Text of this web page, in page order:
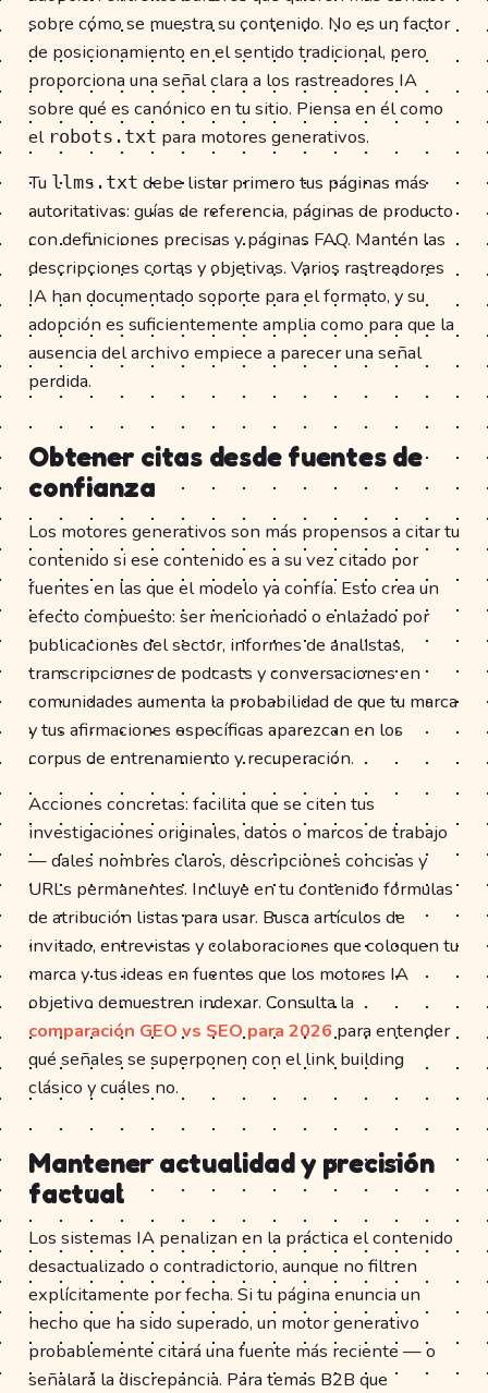
sobre cómo se muestra su contenido. No es un factor
de posicionamiento en el sentido tradicional, pero
proporciona una señal clara a los rastreadores IA
sobre qué es canónico en tu sitio. Piensa en él como
el robots.txt para motores generativos.
Tu llms.txt debe listar primero tus páginas más
autoritativas: guías de referencia, páginas de producto
con definiciones precisas y páginas FAQ. Mantén las
descripciones cortas y objetivas. Varios rastreadores
IA han documentado soporte para el formato, y su
adopción es suficientemente amplia como para que la
ausencia del archivo empiece a parecer una señal
perdida.
Obtener citas desde fuentes de
confianza
Los motores generativos son más propensos a citar tu
contenido si ese contenido es a su vez citado por
fuentes en las que el modelo ya confía. Esto crea un
efecto compuesto: ser mencionado o enlazado por
publicaciones del sector, informes de analistas,
transcripciones de podcasts y conversaciones en
comunidades aumenta la probabilidad de que tu marca
y tus afirmaciones específicas aparezcan en los
corpus de entrenamiento y recuperación.
Acciones concretas: facilita que se citen tus
investigaciones originales, datos o marcos de trabajo
— dales nombres claros, descripciones concisas y
URLs permanentes. Incluye en tu contenido fórmulas
de atribución listas para usar. Busca artículos de
invitado, entrevistas y colaboraciones que coloquen tu
marca y tus ideas en fuentes que los motores IA
objetivo demuestren indexar. Consulta la
comparación GEO vs SEO para 2026 para entender
qué señales se superponen con el link building
clásico y cuáles no.
Mantener actualidad y precisión
factual
Los sistemas IA penalizan en la práctica el contenido
desactualizado o contradictorio, aunque no filtren
explícitamente por fecha. Si tu página enuncia un
hecho que ha sido superado, un motor generativo
probablemente citará una fuente más reciente — o
señalará la discrepancia. Para temas B2B que